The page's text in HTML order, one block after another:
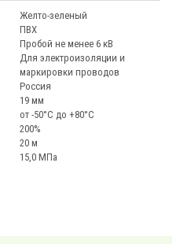
Желто-зеленый
ПВХ
Пробой не менее 6 кВ
Для электроизоляции и
маркировки проводов
Россия
19 мм
от -50°С до +80°С
200%
20 м
15,0 МПа